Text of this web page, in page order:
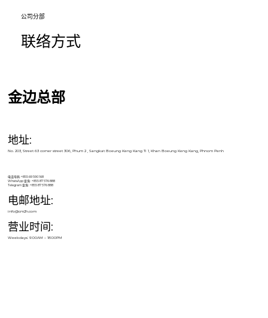
​公司分部
联络方式
金边总部
地址:
No. 203, Street 63 corner street 306, Phum 2 , Sangkat Boeung Keng Kang Ti 1, Khan Boeung Keng Kang, Phnom Penh
电话号码: +855 69 590 168
WhatsApp 查询 : +855 87 576 888
Telegram 查询 : +855 87 576 888
电邮地址:
info@cm2h.com
营业时间:
Weekdays: 9:00AM – 18:00PM